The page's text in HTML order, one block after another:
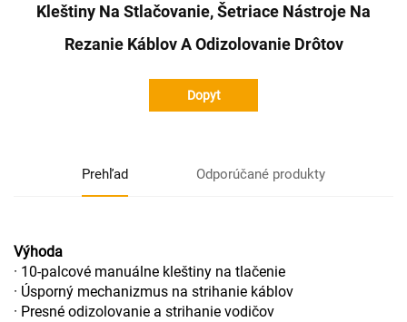
Kleštiny Na Stlačovanie, Šetriace Nástroje Na
Rezanie Káblov A Odizolovanie Drôtov
Dopyt
Prehľad Odporúčané produkty
Výhoda
· 10-palcové manuálne kleštiny na tlačenie
· Úsporný mechanizmus na strihanie káblov
· Presné odizolovanie a strihanie vodičov